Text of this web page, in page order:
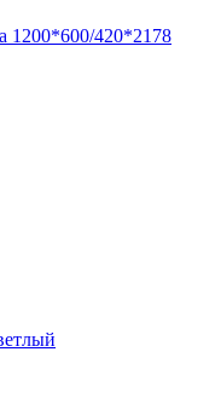
1200*600/420*2178